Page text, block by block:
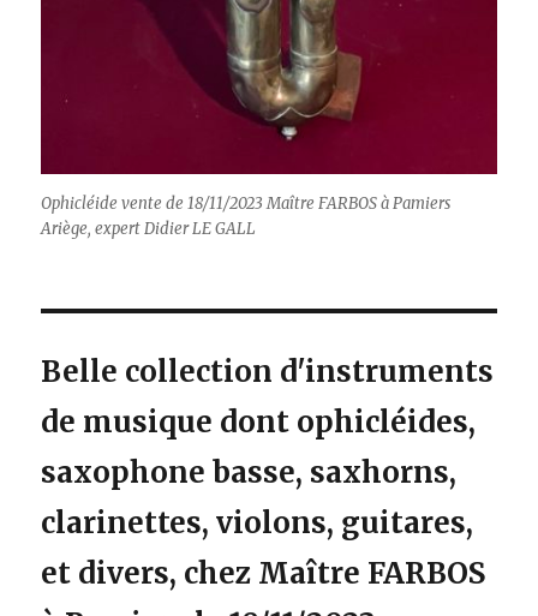
Ophicléide vente de 18/11/2023 Maître FARBOS à Pamiers
Ariège, expert Didier LE GALL
Belle collection d'instruments
de musique dont ophicléides,
saxophone basse, saxhorns,
clarinettes, violons, guitares,
et divers, chez Maître FARBOS